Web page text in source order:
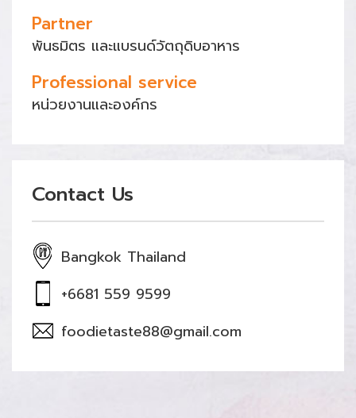
Partner
พันธมิตร และแบรนด์วัตถุดิบอาหาร
Professional service
หน่วยงานและองค์กร
Contact Us
Bangkok Thailand
+6681 559 9599
foodietaste88@gmail.com